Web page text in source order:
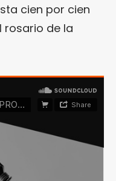
cien por cien
rosario de la